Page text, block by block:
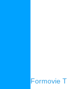
Formovie